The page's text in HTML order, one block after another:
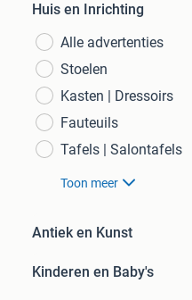
Huis en Inrichting
Alle advertenties
Stoelen
Kasten | Dressoirs
Fauteuils
Tafels | Salontafels
Toon meer
Antiek en Kunst
Kinderen en Baby's